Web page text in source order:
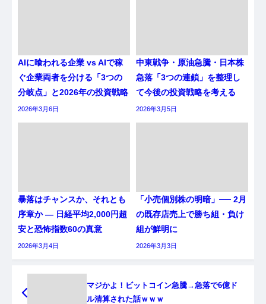
AIに喰われる企業 vs AIで稼
ぐ企業両者を分ける「3つの
分岐点」と2026年の投資戦略
2026年3月6日
中東戦争・原油急騰・日本株
急落「3つの連鎖」を整理し
て今後の投資戦略を考える
2026年3月5日
暴落はチャンスか、それとも
序章か ― 日経平均2,000円超
安と恐怖指数60の真意
2026年3月4日
「小売個別株の明暗」── 2月
の既存店売上で勝ち組・負け
組が鮮明に
2026年3月3日
マジかよ！ビットコイン急騰→急落で6億ド
ル清算された話ｗｗｗ